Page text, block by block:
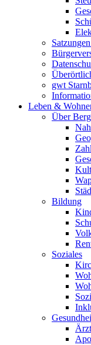
gwt
Leben &
Über Berg
Bildung
Soziales